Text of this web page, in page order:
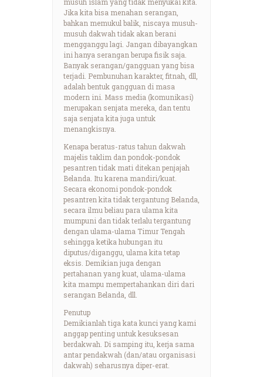
Jika kita bisa menahan serangan,
bahkan memukul balik, niscaya musuh-
musuh dakwah tidak akan berani
mengganggu lagi. Jangan dibayangkan
ini hanya serangan berupa fisik saja.
Banyak serangan/gangguan yang bisa
terjadi. Pembunuhan karakter, fitnah, dll,
adalah bentuk gangguan di masa
modern ini. Mass media (komunikasi)
merupakan senjata mereka, dan tentu
saja senjata kita juga untuk
menangkisnya.
Kenapa beratus-ratus tahun dakwah
majelis taklim dan pondok-pondok
pesantren tidak mati ditekan penjajah
Belanda. Itu karena mandiri/kuat.
Secara ekonomi pondok-pondok
pesantren kita tidak tergantung Belanda,
secara ilmu beliau para ulama kita
mumpuni dan tidak terlalu tergantung
dengan ulama-ulama Timur Tengah
sehingga ketika hubungan itu
diputus/diganggu, ulama kita tetap
eksis. Demikian juga dengan
pertahanan yang kuat, ulama-ulama
kita mampu mempertahankan diri dari
serangan Belanda, dll.
Penutup
Demikianlah tiga kata kunci yang kami
anggap penting untuk kesuksesan
berdakwah. Di samping itu, kerja sama
antar pendakwah (dan/atau organisasi
dakwah) seharusnya diper-erat.